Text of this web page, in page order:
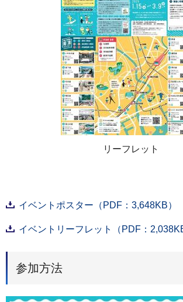
リーフレット
イベントポスター（PDF：3,648KB）
イベントリーフレット（PDF：
参加方法